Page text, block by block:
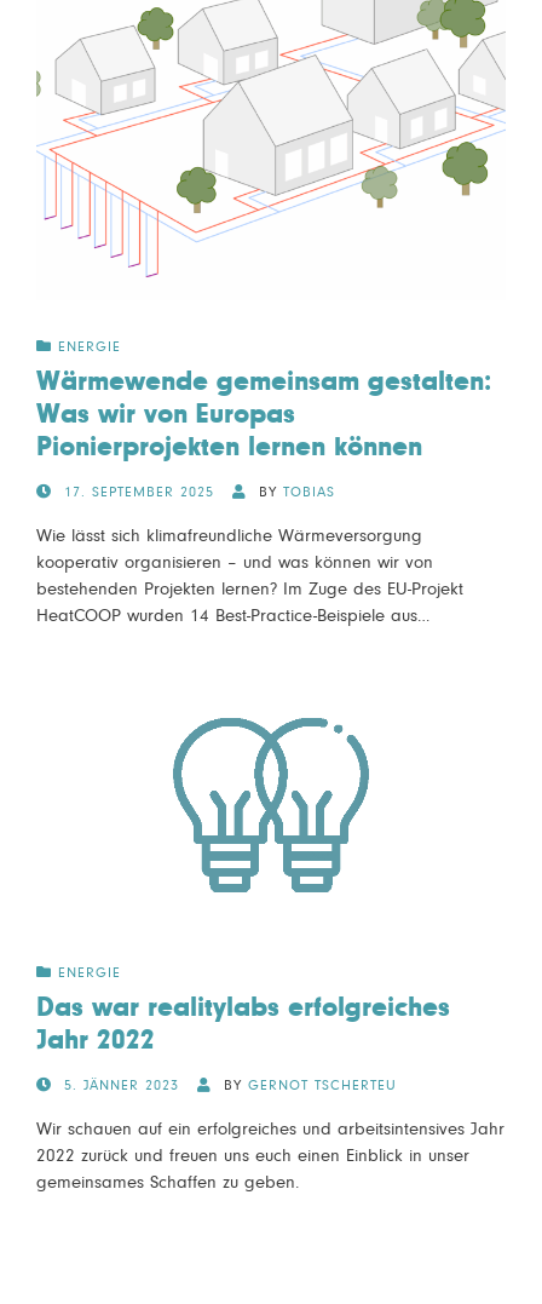
ENERGIE
Wärmewende gemeinsam gestalten:
Was wir von Europas
Pionierprojekten lernen können
POSTED17. SEPTEMBER 2025 BY TOBIAS
Wie lässt sich klimafreundliche Wärmeversorgung
kooperativ organisieren – und was können wir von
bestehenden Projekten lernen? Im Zuge des EU-Projekt
HeatCOOP wurden 14 Best-Practice-Beispiele aus…
ENERGIE
Das war realitylabs erfolgreiches
Jahr 2022
POSTED5. JÄNNER 2023 BY GERNOT TSCHERTEU
Wir schauen auf ein erfolgreiches und arbeitsintensives Jahr
2022 zurück und freuen uns euch einen Einblick in unser
gemeinsames Schaffen zu geben.